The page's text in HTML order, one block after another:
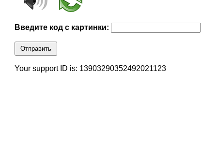
Введите код с картинки:
Отправить
Your support ID is: 13903290352492021123